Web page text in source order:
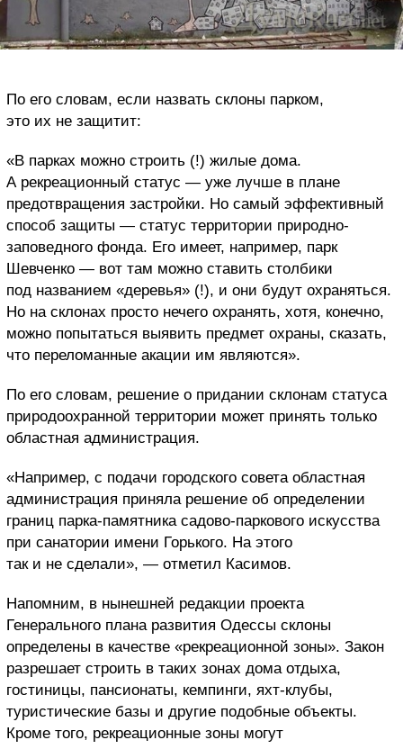
По его словам, если назвать склоны парком,
это их не защитит:
«В парках можно строить (!) жилые дома.
А рекреационный статус — уже лучше в плане
предотвращения застройки. Но самый эффективный
способ защиты — статус территории природно-
заповедного фонда. Его имеет, например, парк
Шевченко — вот там можно ставить столбики
под названием «деревья» (!), и они будут охраняться.
Но на склонах просто нечего охранять, хотя, конечно,
можно попытаться выявить предмет охраны, сказать,
что переломанные акации им являются».
По его словам, решение о придании склонам статуса
природоохранной территории может принять только
областная администрация.
«Например, с подачи городского совета областная
администрация приняла решение об определении
границ парка-памятника садово-паркового искусства
при санатории имени Горького. На этого
так и не сделали», — отметил Касимов.
Напомним, в нынешней редакции проекта
Генерального плана развития Одессы склоны
определены в качестве «рекреационной зоны». Закон
разрешает строить в таких зонах дома отдыха,
гостиницы, пансионаты, кемпинги, яхт-клубы,
туристические базы и другие подобные объекты.
Кроме того, рекреационные зоны могут